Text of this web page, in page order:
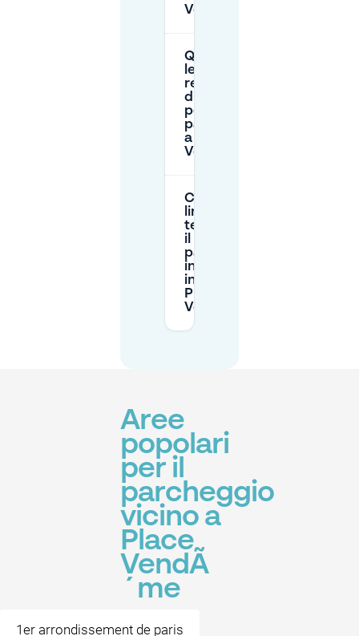
Vendôme?
Quali sono
le
restrizioni
di altezza
per il
parcheggio
a Place
Vendôme?
Ci sono
limiti di
tempo per
il
parcheggio
in strada
intorno a
Place
Vendôme?
Aree
popolari
per il
parcheggio
vicino a
Place
VendÃ
´me
1er arrondissement de paris